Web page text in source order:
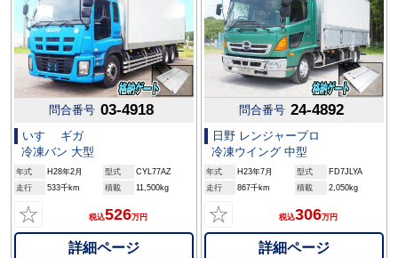
問合番号 03-4918
いすゞ ギガ
冷凍バン 大型
年式 H28年2月 型式
CYL77AZ
走行
533千km 積載 11,500kg
☆ 税込526万円
詳細ページ
問合番号 24-4892
日野 レンジャープロ
冷凍ウイング 中型
年式 H23年7月 型式
FD7JLYA
走行
867千km 積載 2,050kg
☆ 税込306万円
詳細ページ